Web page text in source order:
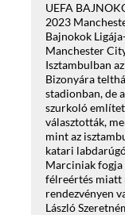
UEFA
2023
Bajnokok
Manchester
Isztambulban
Bizonyára
stadionban, de
szurkoló
választották,
mint az
katari
Marciniak fogja
félreértés miatt
rendezvényen
László